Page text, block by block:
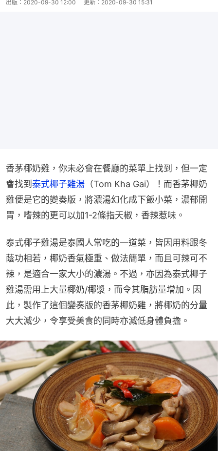
出版： 2020-09-30 12:00 更新： 2020-09-30 15:31
香茅椰奶雞，你未必會在餐廳的菜單上找到，但一定
會找到 泰式椰子雞湯 （Tom Kha Gai）！而香茅椰奶
雞便是它的變奏版，將濃湯幻化成下飯小菜，濃郁開
胃，嗜辣的更可以加1-2條指天椒，香辣惹味。
泰式椰子雞湯是泰國人常吃的一道菜，皆因用料跟冬
蔭功相若，椰奶香氣極重、做法簡單，而且可辣可不
辣，是適合一家大小的濃湯。不過，亦因為泰式椰子
雞湯需用上大量椰奶/椰漿，而令其脂肪量增加。因
此，製作了這個變奏版的香茅椰奶雞，將椰奶的分量
大大減少，令享受美食的同時亦減低身體負擔。